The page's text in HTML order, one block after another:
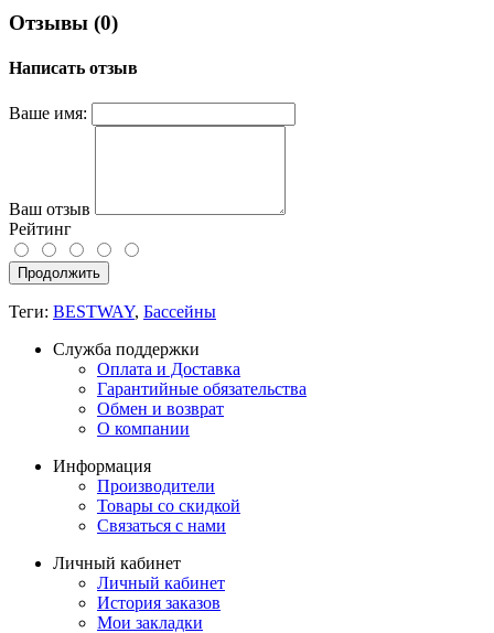
Отзывы (0)
Написать отзыв
Ваше имя:
Ваш отзыв
Рейтинг
Продолжить
Теги: BESTWAY, Бассейны
Служба поддержки
Оплата и Доставка
Гарантийные обязательства
Обмен и возврат
О компании
Информация
Производители
Товары со скидкой
Связаться с нами
Личный кабинет
Личный кабинет
История заказов
Мои закладки